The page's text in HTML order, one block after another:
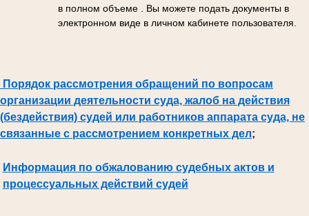
в полном объеме . Вы можете подать документы в
электронном виде в личном кабинете пользователя.
Порядок рассмотрения обращений по вопросам
организации деятельности суда, жалоб на действия
(бездействия) судей или работников аппарата суда, не
связанные с рассмотрением конкретных дел;
Информация по обжалованию судебных актов и
процессуальных действий судей